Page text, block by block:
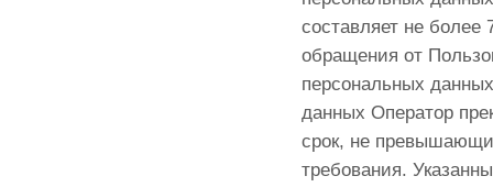
составляет не более
обращения от
персональных
данных Оператор
срок, не
требования.